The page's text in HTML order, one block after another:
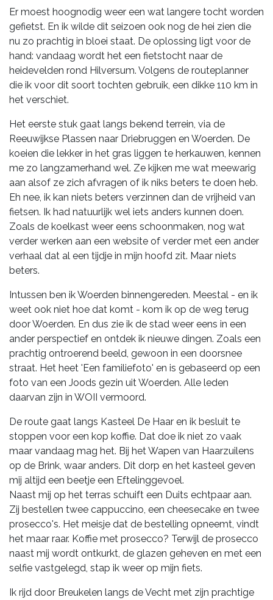
Er moest hoognodig weer een wat langere tocht worden
gefietst. En ik wilde dit seizoen ook nog de hei zien die
nu zo prachtig in bloei staat. De oplossing ligt voor de
hand: vandaag wordt het een fietstocht naar de
heidevelden rond Hilversum. Volgens de routeplanner
die ik voor dit soort tochten gebruik, een dikke 110 km in
het verschiet.
Het eerste stuk gaat langs bekend terrein, via de
Reeuwijkse Plassen naar Driebruggen en Woerden. De
koeien die lekker in het gras liggen te herkauwen, kennen
me zo langzamerhand wel. Ze kijken me wat meewarig
aan alsof ze zich afvragen of ik niks beters te doen heb.
Eh nee, ik kan niets beters verzinnen dan de vrijheid van
fietsen. Ik had natuurlijk wel iets anders kunnen doen.
Zoals de koelkast weer eens schoonmaken, nog wat
verder werken aan een website of verder met een ander
verhaal dat al een tijdje in mijn hoofd zit. Maar niets
beters.
Intussen ben ik Woerden binnengereden. Meestal - en ik
weet ook niet hoe dat komt - kom ik op de weg terug
door Woerden. En dus zie ik de stad weer eens in een
ander perspectief en ontdek ik nieuwe dingen. Zoals een
prachtig ontroerend beeld, gewoon in een doorsnee
straat. Het heet 'Een familiefoto' en is gebaseerd op een
foto van een Joods gezin uit Woerden. Alle leden
daarvan zijn in WOII vermoord.
De route gaat langs Kasteel De Haar en ik besluit te
stoppen voor een kop koffie. Dat doe ik niet zo vaak
maar vandaag mag het. Bij het Wapen van Haarzuilens
op de Brink, waar anders. Dit dorp en het kasteel geven
mij altijd een beetje een Eftelinggevoel.
Naast mij op het terras schuift een Duits echtpaar aan.
Zij bestellen twee cappuccino, een cheesecake en twee
prosecco's. Het meisje dat de bestelling opneemt, vindt
het maar raar. Koffie met prosecco? Terwijl de prosecco
naast mij wordt ontkurkt, de glazen geheven en met een
selfie vastgelegd, stap ik weer op mijn fiets.
Ik rijd door Breukelen langs de Vecht met zijn prachtige